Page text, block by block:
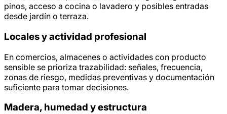
pinos, acceso a cocina o lavadero y posibles entradas
desde jardín o terraza.
Locales y actividad profesional
En comercios, almacenes o actividades con producto
sensible se prioriza trazabilidad: señales, frecuencia,
zonas de riesgo, medidas preventivas y documentación
suficiente para tomar decisiones.
Madera, humedad y estructura